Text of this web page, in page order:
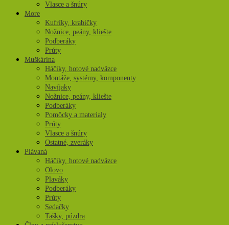
Vlasce a šnúry
More
Kufríky, krabičky
Nožnice, peány, kliešte
Podberáky
Prúty
Muškárina
Háčiky, hotové nadväzce
Montáže, systémy, komponenty
Navíjaky
Nožnice, peány, kliešte
Podberáky
Pomôcky a materialy
Prúty
Vlasce a šnúry
Ostatné, zveráky
Plávaná
Háčiky, hotové nadväzce
Olovo
Plaváky
Podberáky
Prúty
Sedačky
Tašky, púzdra